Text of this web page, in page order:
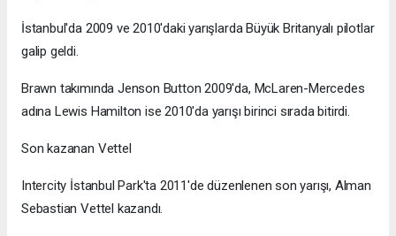
İstanbul'da 2009 ve 2010'daki yarışlarda Büyük Britanyalı pilotlar
galip geldi.
Brawn takımında Jenson Button 2009'da, McLaren-Mercedes
adına Lewis Hamilton ise 2010'da yarışı birinci sırada bitirdi.
Son kazanan Vettel
Intercity İstanbul Park'ta 2011'de düzenlenen son yarışı, Alman
Sebastian Vettel kazandı.